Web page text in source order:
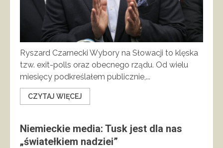
Ryszard Czarnecki Wybory na Słowacji to klęska
tzw. exit-polls oraz obecnego rządu. Od wielu
miesięcy podkreślałem publicznie,...
CZYTAJ WIĘCEJ
Niemieckie media: Tusk jest dla nas
„światełkiem nadziei”